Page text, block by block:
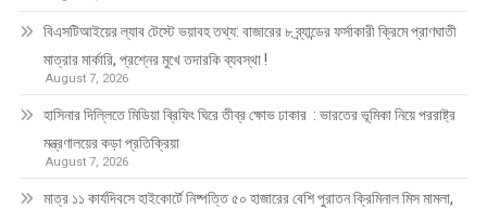
বিএসটিআইয়ের ল্যাব টেস্টে ভয়াবহ তথ্য: বাজারের ৮ ব্র্যান্ডের ফর্সাকারী ক্রিমে প্রাণঘাতী
মাত্রার মার্কারি, প্রশ্নের মুখে তদারকি ব্যবস্থা !
August 7, 2026
হাসিনার দিল্লিতে মিডিয়া ব্রিফিং ঘিরে তীব্র ক্ষোভ ঢাকার : ভারতের ভূমিকা নিয়ে পররাষ্ট্র
মন্ত্রণালয়ের কড়া প্রতিক্রিয়া
August 7, 2026
মাত্র ১১ কার্যদিবসে হাইকোর্টে নিষ্পত্তি ৫০ হাজারের বেশি পুরাতন ক্রিমিনাল মিস মামলা,